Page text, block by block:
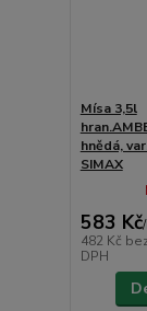
Mísa 3,5l
hnědá,
SIMAX
583 Kč/
482 Kč
DPH